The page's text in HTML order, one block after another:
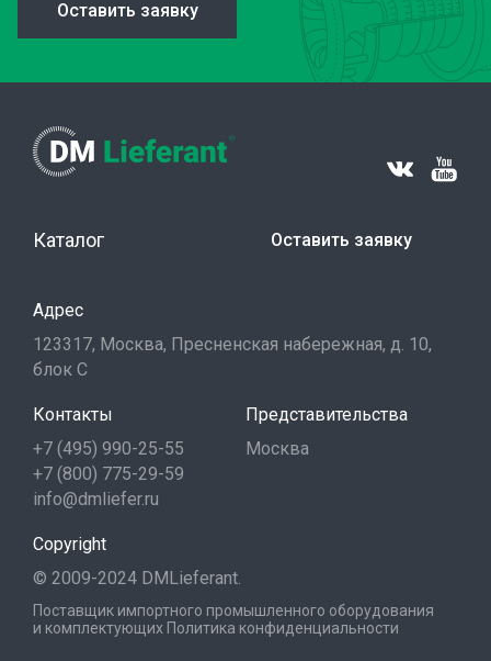
Оставить заявку
Каталог Оставить заявку
Адрес
123317, Москва, Пресненская набережная, д. 10,
блок С
Контакты
+7 (495) 990-25-55
+7 (800) 775-29-59
info@dmliefer.ru
Представительства
Москва
Copyright
© 2009-2024 DMLieferant.
Поставщик импортного промышленного оборудования
и комплектующих Политика конфиденциальности